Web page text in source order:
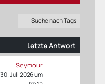
Suche nach Tags
Letzte Antwort
Seymour
30. Juli 2026 um